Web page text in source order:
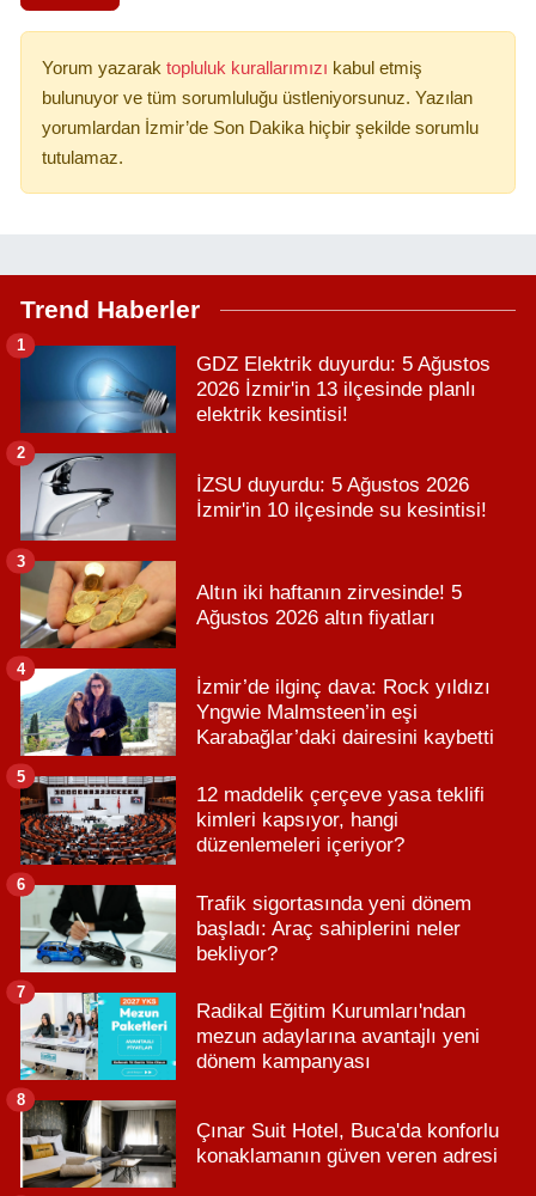
Yorum yazarak topluluk kurallarımızı kabul etmiş
bulunuyor ve tüm sorumluluğu üstleniyorsunuz. Yazılan
yorumlardan İzmir’de Son Dakika hiçbir şekilde sorumlu
tutulamaz.
Trend Haberler
GDZ Elektrik duyurdu: 5 Ağustos
2026 İzmir'in 13 ilçesinde planlı
elektrik kesintisi!
1
İZSU duyurdu: 5 Ağustos 2026
İzmir'in 10 ilçesinde su kesintisi!
2
Altın iki haftanın zirvesinde! 5
Ağustos 2026 altın fiyatları
3
İzmir’de ilginç dava: Rock yıldızı
Yngwie Malmsteen’in eşi
Karabağlar’daki dairesini kaybetti
4
12 maddelik çerçeve yasa teklifi
kimleri kapsıyor, hangi
düzenlemeleri içeriyor?
5
Trafik sigortasında yeni dönem
başladı: Araç sahiplerini neler
bekliyor?
6
Radikal Eğitim Kurumları'ndan
mezun adaylarına avantajlı yeni
dönem kampanyası
7
Çınar Suit Hotel, Buca'da konforlu
konaklamanın güven veren adresi
8